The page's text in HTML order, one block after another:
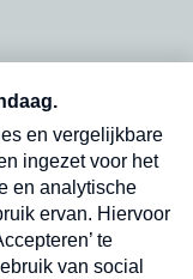
in
Verzend